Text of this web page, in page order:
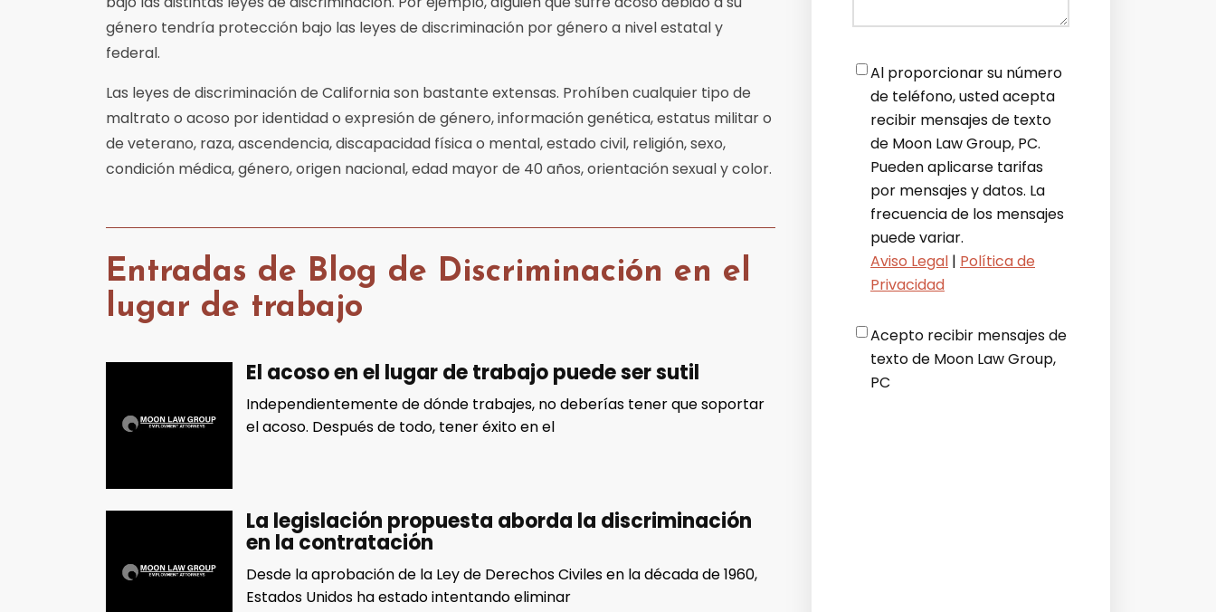
género tendría protección bajo las leyes de discriminación por género a nivel estatal y
federal.
Las leyes de discriminación de California son bastante extensas. Prohíben cualquier tipo de
maltrato o acoso por identidad o expresión de género, información genética, estatus militar o
de veterano, raza, ascendencia, discapacidad física o mental, estado civil, religión, sexo,
condición médica, género, origen nacional, edad mayor de 40 años, orientación sexual y color.
Entradas de Blog de Discriminación en el
lugar de trabajo
El acoso en el lugar de trabajo puede ser sutil
Independientemente de dónde trabajes, no deberías tener que soportar
el acoso. Después de todo, tener éxito en el
La legislación propuesta aborda la discriminación
en la contratación
Desde la aprobación de la Ley de Derechos Civiles en la década de 1960,
Estados Unidos ha estado intentando eliminar
Al proporcionar su número
de teléfono, usted acepta
recibir mensajes de texto
de Moon Law Group, PC.
Pueden aplicarse tarifas
por mensajes y datos. La
frecuencia de los mensajes
puede variar.
Aviso Legal | Política de
Privacidad
Acepto recibir mensajes de
texto de Moon Law Group,
PC